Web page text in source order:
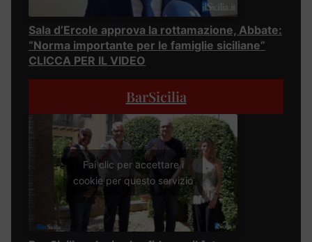
Sala d’Ercole approva la rottamazione, Abbate:
“Norma importante per le famiglie siciliane”
CLICCA PER IL VIDEO
BarSicilia
Fai clic per accettare i
cookie per questo servizio